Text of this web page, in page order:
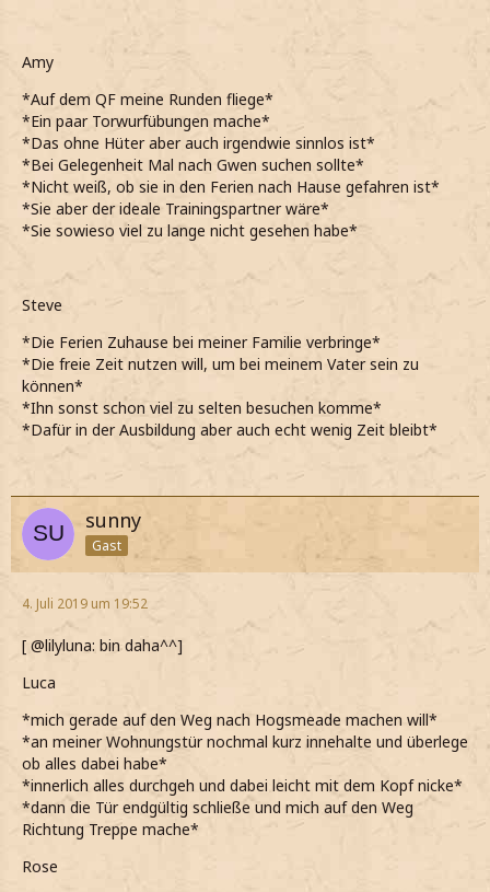
Amy
*Auf dem QF meine Runden fliege*
*Ein paar Torwurfübungen mache*
*Das ohne Hüter aber auch irgendwie sinnlos ist*
*Bei Gelegenheit Mal nach Gwen suchen sollte*
*Nicht weiß, ob sie in den Ferien nach Hause gefahren ist*
*Sie aber der ideale Trainingspartner wäre*
*Sie sowieso viel zu lange nicht gesehen habe*
Steve
*Die Ferien Zuhause bei meiner Familie verbringe*
*Die freie Zeit nutzen will, um bei meinem Vater sein zu
können*
*Ihn sonst schon viel zu selten besuchen komme*
*Dafür in der Ausbildung aber auch echt wenig Zeit bleibt*
sunny
Gast
4. Juli 2019 um 19:52
[ @lilyluna: bin daha^^]
Luca
*mich gerade auf den Weg nach Hogsmeade machen will*
*an meiner Wohnungstür nochmal kurz innehalte und überlege
ob alles dabei habe*
*innerlich alles durchgeh und dabei leicht mit dem Kopf nicke*
*dann die Tür endgültig schließe und mich auf den Weg
Richtung Treppe mache*
Rose